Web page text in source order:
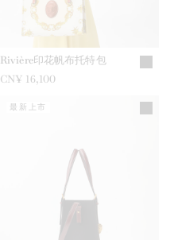
Rivière印花帆布托特包
CN¥ 16,100
最新上市